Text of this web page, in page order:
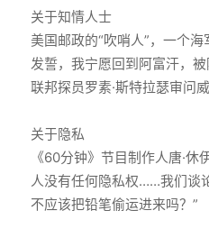
关于知情人士
美国邮政的“吹哨人”，一个
发誓，我宁愿回到阿富汗，
联邦探员罗素·斯特拉瑟审问威
关于隐私
《60分钟》节目制作人唐·休
人没有任何隐私权……我们谈
不应该把铅笔偷运进来吗？”